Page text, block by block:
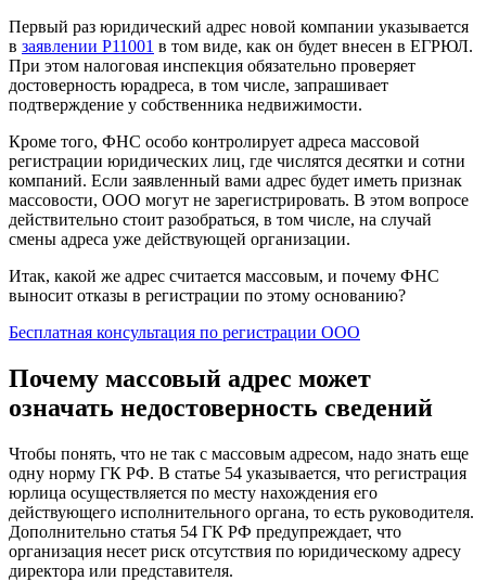
Первый раз юридический адрес новой компании указывается
в заявлении Р11001 в том виде, как он будет внесен в ЕГРЮЛ.
При этом налоговая инспекция обязательно проверяет
достоверность юрадреса, в том числе, запрашивает
подтверждение у собственника недвижимости.
Кроме того, ФНС особо контролирует адреса массовой
регистрации юридических лиц, где числятся десятки и сотни
компаний. Если заявленный вами адрес будет иметь признак
массовости, ООО могут не зарегистрировать. В этом вопросе
действительно стоит разобраться, в том числе, на случай
смены адреса уже действующей организации.
Итак, какой же адрес считается массовым, и почему ФНС
выносит отказы в регистрации по этому основанию?
Бесплатная консультация по регистрации ООО
Почему массовый адрес может
означать недостоверность сведений
Чтобы понять, что не так с массовым адресом, надо знать еще
одну норму ГК РФ. В статье 54 указывается, что регистрация
юрлица осуществляется по месту нахождения его
действующего исполнительного органа, то есть руководителя.
Дополнительно статья 54 ГК РФ предупреждает, что
организация несет риск отсутствия по юридическому адресу
директора или представителя.